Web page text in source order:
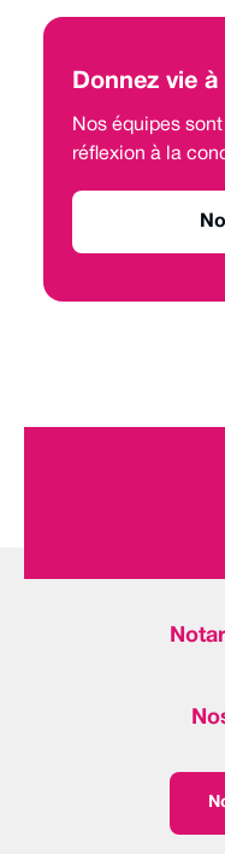
Donnez vie
Nos équipes
réflexion à la